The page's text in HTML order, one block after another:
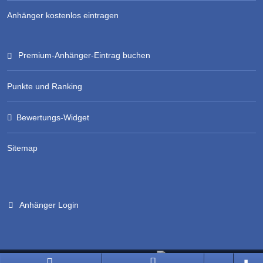
Anhänger kostenlos eintragen
Premium-Anhänger-Eintrag buchen
Punkte und Ranking
Bewertungs-Widget
Sitemap
Anhänger Login
Branchenportal Software made in Germany